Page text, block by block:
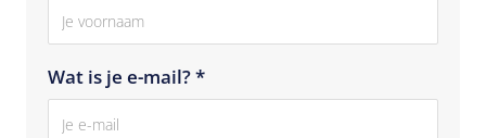
Wat is je e-mail? *